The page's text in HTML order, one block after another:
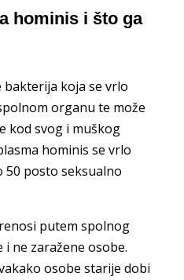
hominis i što ga
bakterija koja se vrlo
organu te može
kod svog i muškog
hominis se vrlo
posto seksualno
putem spolnog
ne zaražene osobe.
osobe starije dobi